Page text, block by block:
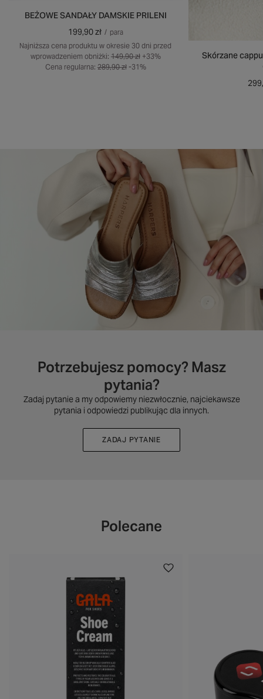
BEŻOWE SANDAŁY DAMSKIE PRILENI
199,90 zł / para
Najniższa cena produktu w okresie 30 dni przed
wprowadzeniem obniżki: 149,90 zł +33%
Cena regularna: 289,90 zł -31%
Skórzane
Potrzebujesz pomocy? Masz
pytania?
Zadaj pytanie a my odpowiemy niezwłocznie, najciekawsze
pytania i odpowiedzi publikując dla innych.
ZADAJ PYTANIE
Polecane